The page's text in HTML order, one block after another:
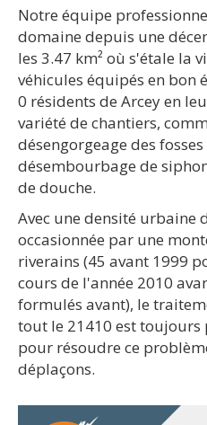
Notre équipe
domaine depuis une
les 3.47 km² où s'étale la
véhicules équipés en bon
0 résidents de Arcey en
variété de chantiers,
désengorgeage des
désembourbage de
de douche.
Avec une densité urbaine
occasionnée par une
riverains (45 avant 1999
cours de l'année 2010
formulés avant), le
tout le 21410 est toujours
pour résoudre ce
déplaçons.